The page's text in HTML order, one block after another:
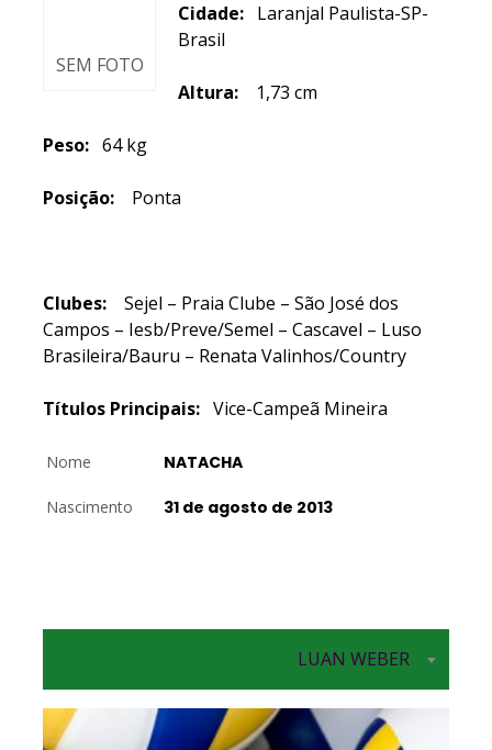
SEM FOTO
Cidade: Laranjal Paulista-SP-
Brasil
Altura: 1,73 cm
Peso: 64 kg
Posição: Ponta
Clubes: Sejel – Praia Clube – São José dos
Campos – Iesb/Preve/Semel – Cascavel – Luso
Brasileira/Bauru – Renata Valinhos/Country
Títulos Principais: Vice-Campeã Mineira
Nome NATACHA
Nascimento 31 de agosto de 2013
LUAN WEBER